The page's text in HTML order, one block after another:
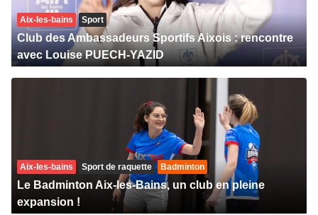
Aix-les-bains Sport
Club des Ambassadeurs Sportifs Aixois : rencontre
avec Louise PUECH-YAZID
Aix-les-bains Sport de raquette Badminton
Le Badminton Aix-les-Bains, un club en pleine
expansion !